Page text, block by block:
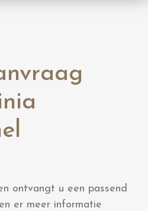
ontvangt u een passend
er meer informatie